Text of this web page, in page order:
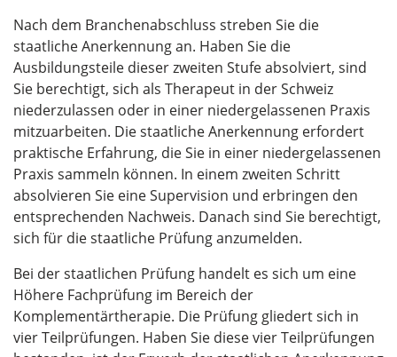
Nach dem Branchenabschluss streben Sie die
staatliche Anerkennung an. Haben Sie die
Ausbildungsteile dieser zweiten Stufe absolviert, sind
Sie berechtigt, sich als Therapeut in der Schweiz
niederzulassen oder in einer niedergelassenen Praxis
mitzuarbeiten. Die staatliche Anerkennung erfordert
praktische Erfahrung, die Sie in einer niedergelassenen
Praxis sammeln können. In einem zweiten Schritt
absolvieren Sie eine Supervision und erbringen den
entsprechenden Nachweis. Danach sind Sie berechtigt,
sich für die staatliche Prüfung anzumelden.
Bei der staatlichen Prüfung handelt es sich um eine
Höhere Fachprüfung im Bereich der
Komplementärtherapie. Die Prüfung gliedert sich in
vier Teilprüfungen. Haben Sie diese vier Teilprüfungen